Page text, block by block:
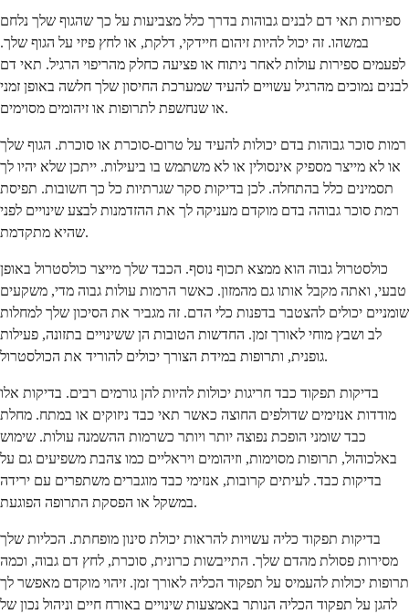
ספירות תאי דם לבנים גבוהות בדרך כלל מצביעות על כך שהגוף שלך נלחם
במשהו. זה יכול להיות זיהום חיידקי, דלקת, או לחץ פיזי על הגוף שלך.
לפעמים ספירות עולות לאחר ניתוח או פציעה כחלק מהריפוי הרגיל. תאי דם
לבנים נמוכים מהרגיל עשויים להעיד שמערכת החיסון שלך חלשה באופן זמני
או שנחשפת לתרופות או זיהומים מסוימים.
רמות סוכר גבוהות בדם יכולות להעיד על טרום-סוכרת או סוכרת. הגוף שלך
או לא מייצר מספיק אינסולין או לא משתמש בו ביעילות. ייתכן שלא יהיו לך
תסמינים כלל בהתחלה. לכן בדיקות סקר שגרתיות כל כך חשובות. תפיסת
רמת סוכר גבוהה בדם מוקדם מעניקה לך את ההזדמנות לבצע שינויים לפני
שהיא מתקדמת.
כולסטרול גבוה הוא ממצא תכוף נוסף. הכבד שלך מייצר כולסטרול באופן
טבעי, ואתה מקבל אותו גם מהמזון. כאשר הרמות עולות גבוה מדי, משקעים
שומניים יכולים להצטבר בדפנות כלי הדם. זה מגביר את הסיכון שלך למחלות
לב ושבץ מוחי לאורך זמן. החדשות הטובות הן ששינויים בתזונה, פעילות
גופנית, ותרופות במידת הצורך יכולים להוריד את הכולסטרול.
בדיקות תפקוד כבד חריגות יכולות להיות להן גורמים רבים. בדיקות אלו
מודדות אנזימים שדולפים החוצה כאשר תאי כבד ניזוקים או במתח. מחלת
כבד שומני הופכת נפוצה יותר ויותר כשרמות ההשמנה עולות. שימוש
באלכוהול, תרופות מסוימות, וזיהומים ויראליים כמו צהבת משפיעים גם על
בדיקות כבד. לעיתים קרובות, אנזימי כבד מוגברים משתפרים עם ירידה
במשקל או הפסקת התרופה הפוגעת.
בדיקות תפקוד כליה עשויות להראות יכולת סינון מופחתת. הכליות שלך
מסירות פסולת מהדם שלך. התייבשות כרונית, סוכרת, לחץ דם גבוה, וכמה
תרופות יכולות להעמיס על תפקוד הכליה לאורך זמן. זיהוי מוקדם מאפשר לך
להגן על תפקוד הכליה הנותר באמצעות שינויים באורח חיים וניהול נכון של